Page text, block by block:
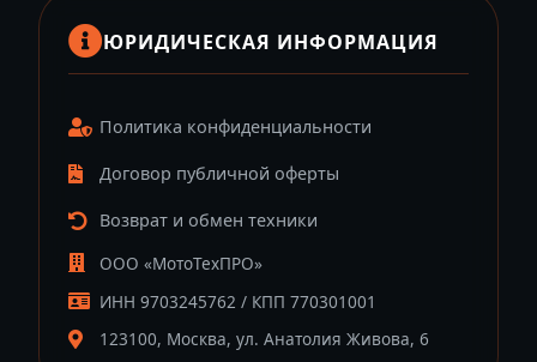
ЮРИДИЧЕСКАЯ ИНФОРМАЦИЯ
Политика конфиденциальности
Договор публичной оферты
Возврат и обмен техники
ООО «МотоТехПРО»
ИНН 9703245762 / КПП 770301001
123100, Москва, ул. Анатолия Живова, 6